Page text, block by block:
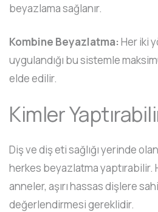
beyazlama sağlanır.
Kombine Beyazlatma: Her iki
uygulandığı bu sistemle
elde edilir.
Kimler
Diş ve diş eti sağlığı yerinde
herkes beyazlatma yaptırabilir.
anneler, aşırı hassas dişlere
değerlendirmesi gereklidir.